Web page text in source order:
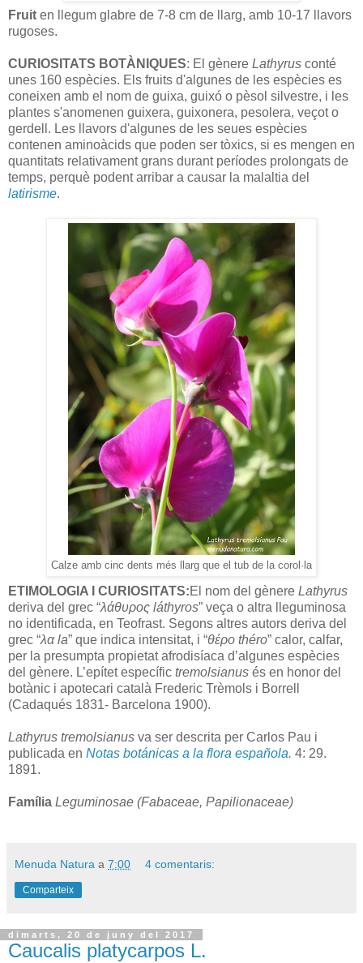
Fruit en llegum glabre de 7-8 cm de llarg, amb 10-17 llavors
rugoses.
CURIOSITATS BOTÀNIQUES: El gènere Lathyrus conté
unes 160 espècies. Els fruits d'algunes de les espècies es
coneixen amb el nom de guixa, guixó o pèsol silvestre, i les
plantes s'anomenen guixera, guixonera, pesolera, veçot o
gerdell. Les llavors d'algunes de les seues espècies
contenen aminoàcids que poden ser tòxics, si es mengen en
quantitats relativament grans durant períodes prolongats de
temps, perquè podent arribar a causar la malaltia del
latirisme.
Calze amb cinc dents més llarg que el tub de la corol·la
ETIMOLOGIA I CURIOSITATS:El nom del gènere Lathyrus
deriva del grec “λάθυρος láthyros” veça o altra lleguminosa
no identificada, en Teofrast. Segons altres autors deriva del
grec “λα la” que indica intensitat, i “θέρο théro” calor, calfar,
per la presumpta propietat afrodisíaca d’algunes espècies
del gènere. L’epítet específic tremolsianus és en honor del
botànic i apotecari català Frederic Trèmols i Borrell
(Cadaqués 1831- Barcelona 1900).
Lathyrus tremolsianus va ser descrita per Carlos Pau i
publicada en Notas botánicas a la flora española. 4: 29.
1891.
Família Leguminosae (Fabaceae, Papilionaceae)
Menuda Natura a 7:00 4 comentaris:
Comparteix
dimarts, 20 de juny del 2017
Caucalis platycarpos L.